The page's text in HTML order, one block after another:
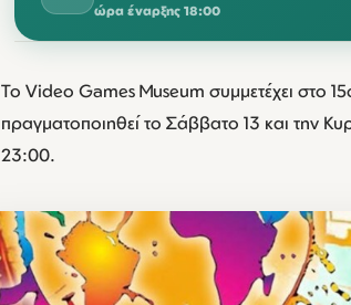
ώρα έναρξης 18:00
ΤΕΤ
Το Video Games Museum συμμετέχει στο
πραγματοποιηθεί το Σάββατο 13 και την
23:00.